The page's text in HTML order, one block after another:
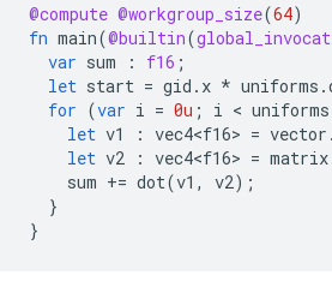
@compute @workgroup_size(64)
fn main(@builtin(
var sum : f16 ;
let start = gid . x * uniforms .
for (var i = 0u ; i < uniforms
let v1 : vec4<f16> = vector .
let v2 : vec4<f16> = matrix
sum += dot(v1 , v2);
}
}